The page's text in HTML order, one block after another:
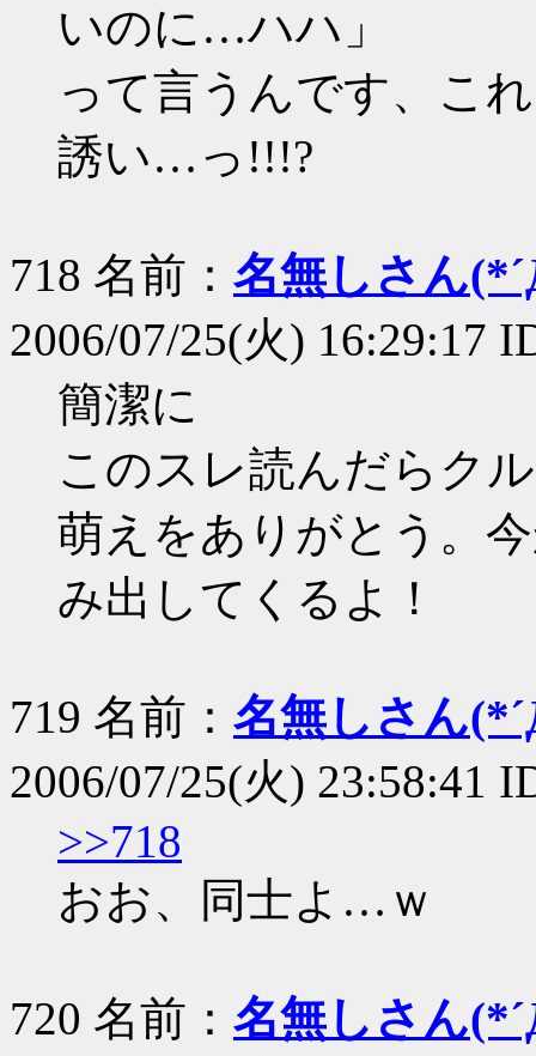
いのに…ハハ」
って言うんです、こ
誘い…っ!!!?
718 名前： 名無しさん
2006/07/25(火) 16:29:17
簡潔に
このスレ読んだらク
萌えをありがとう。
み出してくるよ！
719 名前： 名無しさん
2006/07/25(火) 23:58:41
>>718
おお、同士よ…ｗ
720 名前： 名無しさん